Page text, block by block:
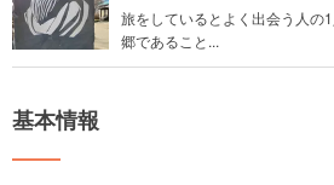
旅をしているとよく出会う人の
郷であること...
基本情報